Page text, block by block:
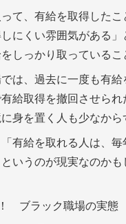
て、有給を取得した
にくい雰囲気がある
しっかり取っているこ
は、過去に一度も有
給取得を撤回させら
身を置く人も少なから
有給を取れる人は、
いうのが現実なのか
ブラック職場の実態